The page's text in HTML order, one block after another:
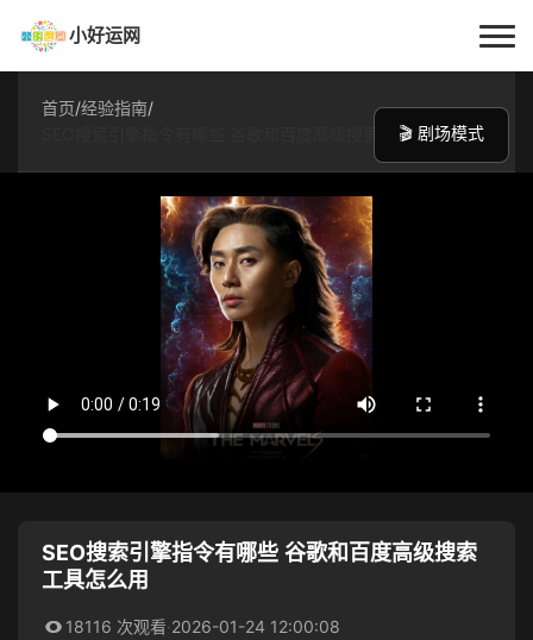
小好运网
首页
生活资讯
首页 /经验指南/
SEO搜索引擎指令有哪些 谷歌和百度高级搜索工具怎么用
SEO搜索引擎指令有哪些 谷歌和百度高级搜索
工具怎么用
18116 次观看·2026-01-24 12:00:08
🎬 剧场模式